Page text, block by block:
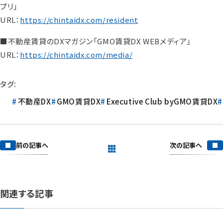
プリ」
URL： https://chintaidx.com/resident
■不動産賃貸のDXマガジン「GMO賃貸DX WEBメディア」
URL： https://chintaidx.com/media/
タグ:
不動産DX
GMO賃貸DX Executive Club byGMO賃貸DX
前の記事へ 次の記事へ
関連する記事